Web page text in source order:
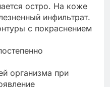
остро. На коже
инфильтрат.
с покраснением
организма при